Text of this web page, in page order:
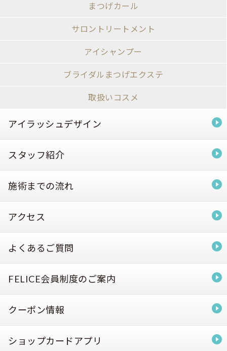
まつげカール
サロントリートメント
アイシャンプー
ブライダルまつげエクステ
取扱いコスメ
アイラッシュデザイン
スタッフ紹介
施術までの流れ
アクセス
よくあるご質問
FELICE会員制度のご案内
クーポン情報
ショップカードアプリ